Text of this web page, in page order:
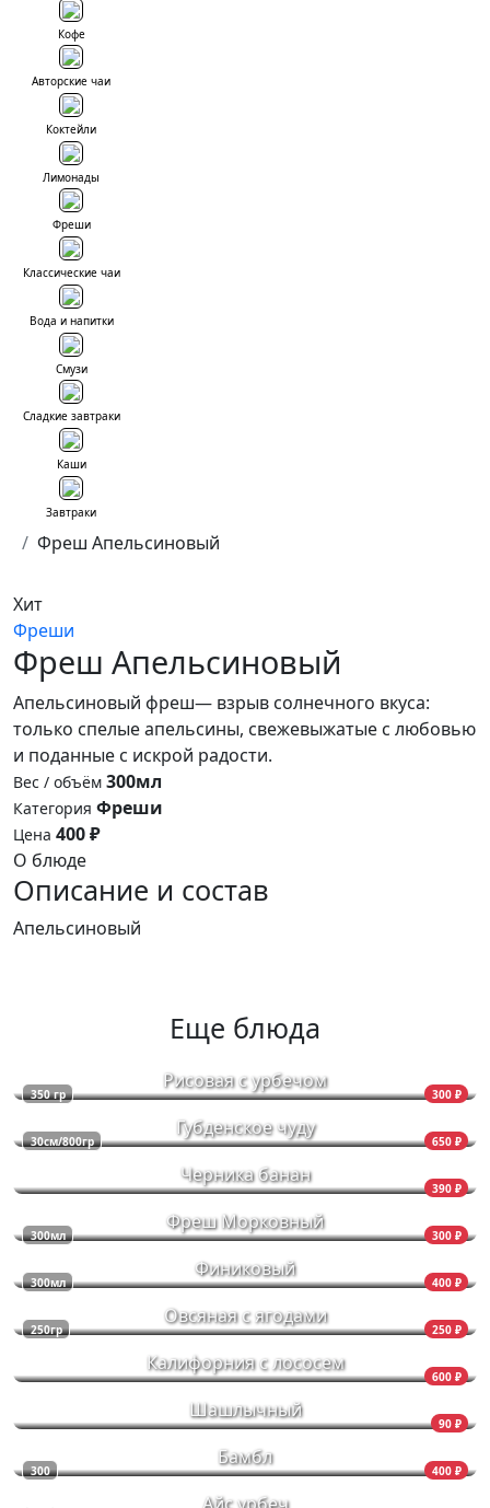
Кофе
Авторские чаи
Коктейли
Лимонады
Фреши
Классические чаи
Вода и напитки
Смузи
Сладкие завтраки
Каши
Завтраки
Фреш Апельсиновый
Хит
Фреши
Фреш Апельсиновый
Апельсиновый фреш— взрыв солнечного вкуса:
только спелые апельсины, свежевыжатые с любовью
и поданные с искрой радости.
Вес / объём 300мл
Категория Фреши
Цена 400 ₽
О блюде
Описание и состав
Апельсиновый
Еще блюда
350 гр 300 ₽
Рисовая с урбечом
30см/800гр 650 ₽
Губденское чуду
390 ₽
Черника банан
300мл 300 ₽
Фреш Морковный
300мл 400 ₽
Финиковый
250гр 250 ₽
Овсяная с ягодами
600 ₽
Калифорния с лососем
90 ₽
Шашлычный
300 400 ₽
Бамбл